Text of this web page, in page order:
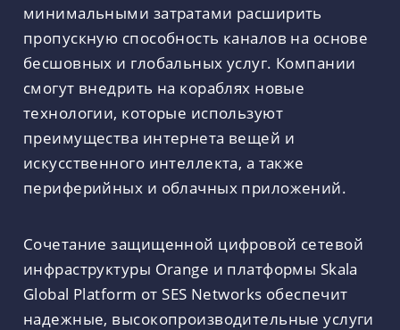
минимальными затратами расширить
пропускную способность каналов на основе
бесшовных и глобальных услуг. Компании
смогут внедрить на кораблях новые
технологии, которые используют
преимущества интернета вещей и
искусственного интеллекта, а также
периферийных и облачных приложений.
Сочетание защищенной цифровой сетевой
инфраструктуры Orange и платформы Skala
Global Platform от SES Networks обеспечит
надежные, высокопроизводительные услуги